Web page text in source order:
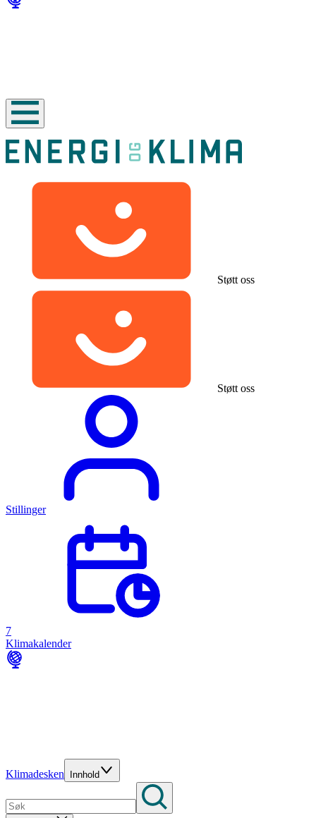
Støtt oss
Støtt oss
Stillinger
7
Klimakalender
Klimadesken Innhold